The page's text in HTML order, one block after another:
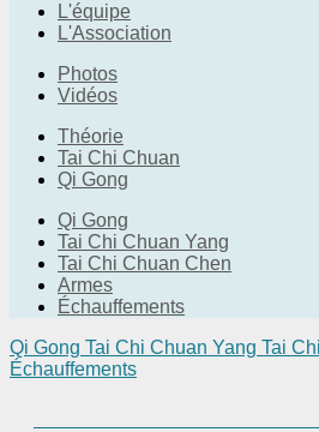
L'équipe
L'Association
Photos
Vidéos
Théorie
Tai Chi Chuan
Qi Gong
Qi Gong
Tai Chi Chuan Yang
Tai Chi Chuan Chen
Armes
Échauffements
Qi Gong Tai Chi Chuan Yang Tai
Échauffements